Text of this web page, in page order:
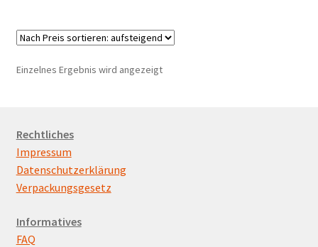
Einzelnes Ergebnis wird angezeigt
Rechtliches
Impressum
Datenschutzerklärung
Verpackungsgesetz
Informatives
FAQ